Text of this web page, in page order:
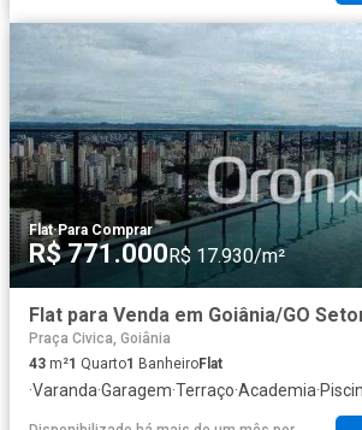
Flat·Para Comprar
R$ 771.000R$ 17.930/m²
Praça Civica, Goiânia
43 m²1 Quarto1 BanheiroFlat
·Varanda·Garagem·Terraço·Academia·